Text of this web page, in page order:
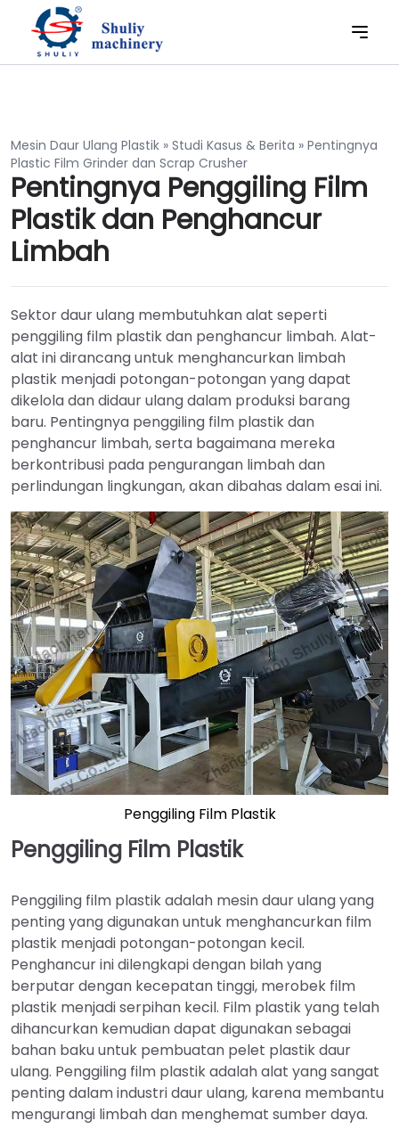
Mesin Daur Ulang Plastik » Studi Kasus & Berita » Pentingnya
Plastic Film Grinder dan Scrap Crusher
Pentingnya Penggiling Film
Plastik dan Penghancur
Limbah
Sektor daur ulang membutuhkan alat seperti
penggiling film plastik dan penghancur limbah. Alat-
alat ini dirancang untuk menghancurkan limbah
plastik menjadi potongan-potongan yang dapat
dikelola dan didaur ulang dalam produksi barang
baru. Pentingnya penggiling film plastik dan
penghancur limbah, serta bagaimana mereka
berkontribusi pada pengurangan limbah dan
perlindungan lingkungan, akan dibahas dalam esai ini.
Penggiling Film Plastik
Penggiling Film Plastik
Penggiling film plastik adalah mesin daur ulang yang
penting yang digunakan untuk menghancurkan film
plastik menjadi potongan-potongan kecil.
Penghancur ini dilengkapi dengan bilah yang
berputar dengan kecepatan tinggi, merobek film
plastik menjadi serpihan kecil. Film plastik yang telah
dihancurkan kemudian dapat digunakan sebagai
bahan baku untuk pembuatan pelet plastik daur
ulang. Penggiling film plastik adalah alat yang sangat
penting dalam industri daur ulang, karena membantu
mengurangi limbah dan menghemat sumber daya.